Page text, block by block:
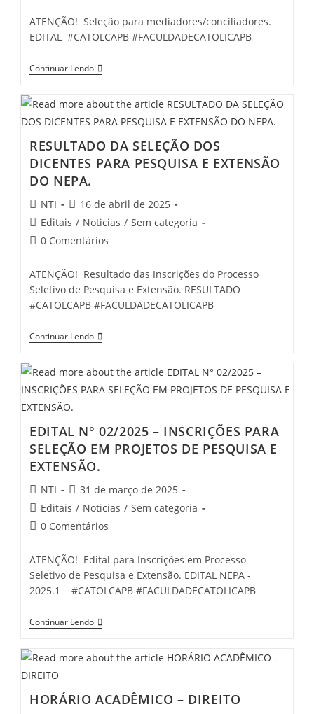
ATENÇÃO! Seleção para mediadores/conciliadores.
EDITAL #CATOLCAPB #FACULDADECATOLICAPB
Continuar Lendo
RESULTADO DA SELEÇÃO DOS
DICENTES PARA PESQUISA E EXTENSÃO
DO NEPA.
NTI
16 de abril de 2025
Editais / Noticias / Sem categoria
0 Comentários
ATENÇÃO! Resultado das Inscrições do Processo
Seletivo de Pesquisa e Extensão. RESULTADO
#CATOLCAPB #FACULDADECATOLICAPB
Continuar Lendo
EDITAL N° 02/2025 – INSCRIÇÕES PARA
SELEÇÃO EM PROJETOS DE PESQUISA E
EXTENSÃO.
NTI
31 de março de 2025
Editais / Noticias / Sem categoria
0 Comentários
ATENÇÃO! Edital para Inscrições em Processo
Seletivo de Pesquisa e Extensão. EDITAL NEPA -
2025.1 #CATOLCAPB #FACULDADECATOLICAPB
Continuar Lendo
HORÁRIO ACADÊMICO – DIREITO